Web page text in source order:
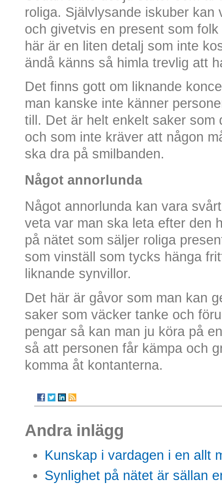
roliga. Självlysande iskuber kan
och givetvis en present som
här är en liten detalj som inte
ändå känns så himla trevlig att
Det finns gott om liknande
man kanske inte känner
till. Det är helt enkelt saker som
och som inte kräver att någon
ska dra på smilbanden.
Något annorlunda
Något annorlunda kan vara
veta var man ska leta efter den
på nätet som säljer roliga
som vinställ som tycks hänga
liknande synvillor.
Det här är gåvor som man kan
saker som väcker tanke och
pengar så kan man ju köra på
så att personen får kämpa och
komma åt kontanterna.
Andra inlägg
Kunskap i vardagen i en allt
Synlighet på nätet är sällan